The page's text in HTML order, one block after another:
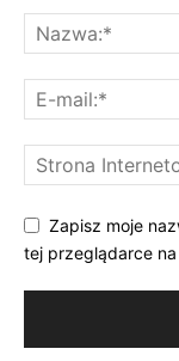
Zapisz moje
tej przeglądarce